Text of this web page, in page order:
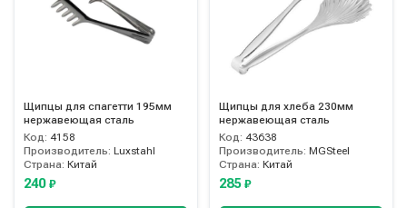
Щипцы для спагетти 195мм
нержавеющая сталь
Код: 4158
Производитель: Luxstahl
Страна: Китай
240 ₽
Щипцы для хлеба 230мм
нержавеющая сталь
Код: 43638
Производитель: MGSteel
Страна: Китай
285 ₽